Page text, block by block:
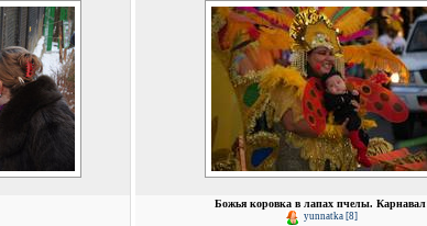
Божья коровка в лапах пчелы. Карнавал
yunnatka [8]